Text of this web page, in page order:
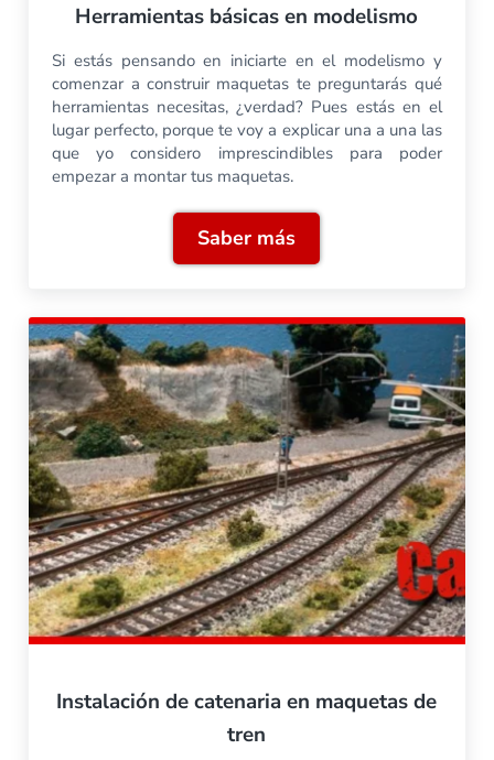
Herramientas básicas en modelismo
Si estás pensando en iniciarte en el modelismo y
comenzar a construir maquetas te preguntarás qué
herramientas necesitas, ¿verdad? Pues estás en el
lugar perfecto, porque te voy a explicar una a una las
que yo considero imprescindibles para poder
empezar a montar tus maquetas.
Saber másHerramientas básicas en
Instalación de catenaria en maquetas de
tren